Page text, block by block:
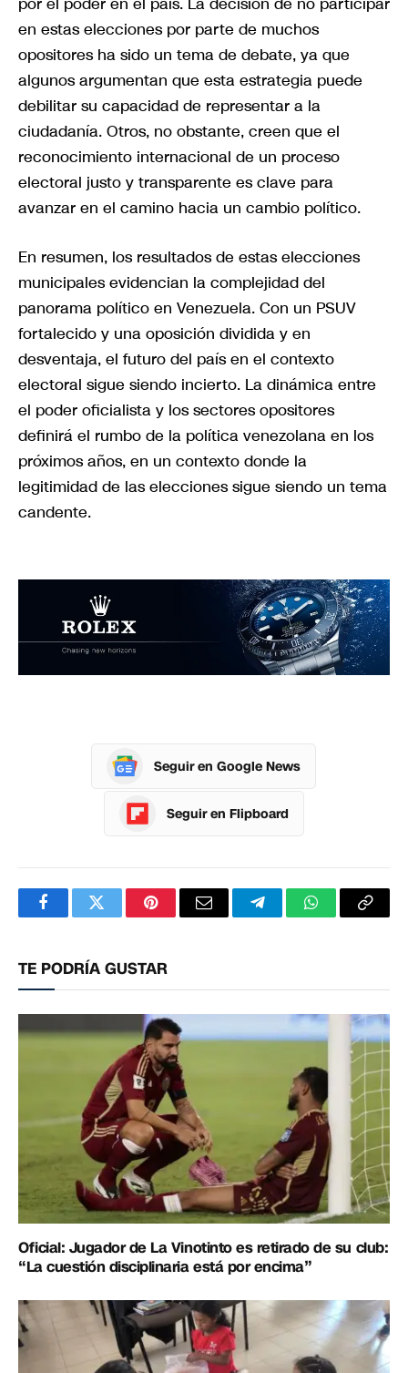
en estas elecciones por parte de muchos
opositores ha sido un tema de debate, ya que
algunos argumentan que esta estrategia puede
debilitar su capacidad de representar a la
ciudadanía. Otros, no obstante, creen que el
reconocimiento internacional de un proceso
electoral justo y transparente es clave para
avanzar en el camino hacia un cambio político.
En resumen, los resultados de estas elecciones
municipales evidencian la complejidad del
panorama político en Venezuela. Con un PSUV
fortalecido y una oposición dividida y en
desventaja, el futuro del país en el contexto
electoral sigue siendo incierto. La dinámica entre
el poder oficialista y los sectores opositores
definirá el rumbo de la política venezolana en los
próximos años, en un contexto donde la
legitimidad de las elecciones sigue siendo un tema
candente.
Seguir en Google News
Seguir en Flipboard
FacebookTwitterPinterestCorreoTelegramWhatsApp
TE PODRÍA GUSTAR
Oficial: Jugador de La Vinotinto es retirado de su club:
“La cuestión disciplinaria está por encima”